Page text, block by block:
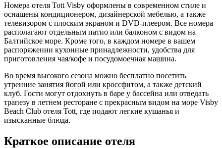
Номера отеля Tott Visby оформлены в современном стиле и
оснащены кондиционером, дизайнерской мебелью, а также
телевизором с плоским экраном и DVD-плеером. Все номера
располагают отдельным патио или балконом с видом на
Балтийское море. Кроме того, в каждом номере в вашем
распоряжении кухонные принадлежности, удобства для
приготовления чая/кофе и посудомоечная машина.
Во время высокого сезона можно бесплатно посетить
утренние занятия йогой или кроссфитом, а также детский
клуб. Гости могут отдохнуть в баре у бассейна или отведать
трапезу в летнем ресторане с прекрасным видом на море Visby
Beach Club отеля Tott, где подают легкие кушанья и
изысканные блюда.
Краткое описание отеля